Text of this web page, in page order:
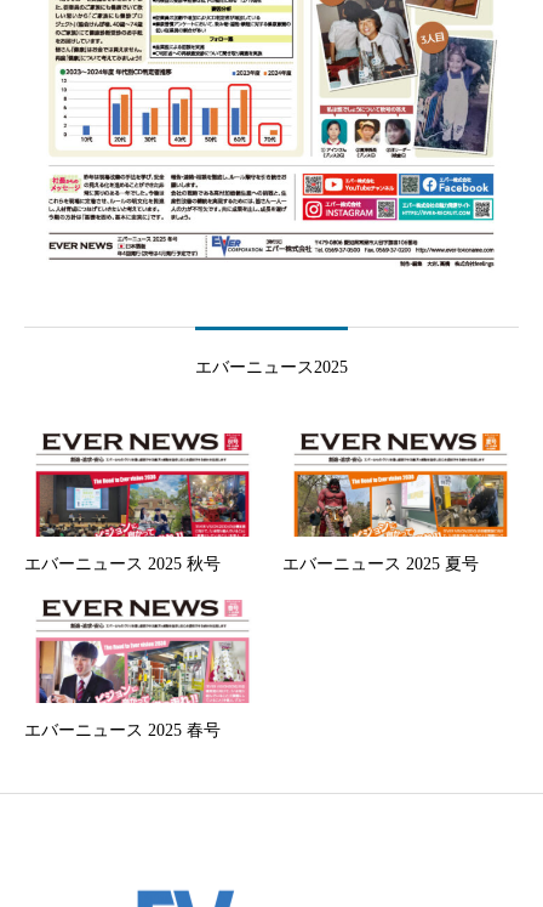
エバーニュース2025
エバーニュース 2025 秋号 エバーニュース 2025 夏号
エバーニュース 2025 春号